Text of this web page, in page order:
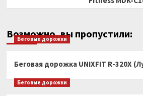
Возможно, вы пропустили:
Беговые дорожки
Беговая дорожка UNIXFIT R-320X
Беговые дорожки